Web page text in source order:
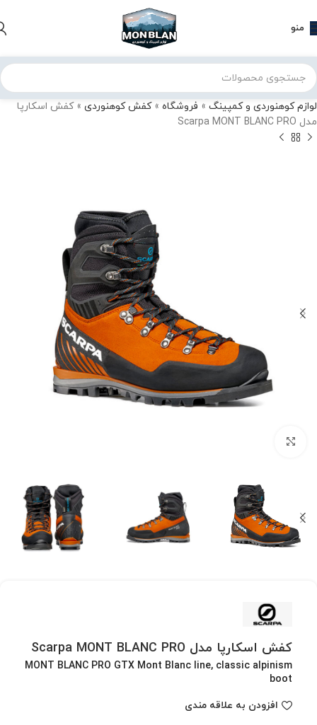
منو
لوازم کوهنوردی و کمپینگ » فروشگاه »کفش کوهنوردی »کفش اسکارپا
مدل Scarpa MONT BLANC PRO
کفش اسکارپا مدل Scarpa MONT BLANC PRO
MONT BLANC PRO GTX Mont Blanc line, classic alpinism
boot
افزودن به علاقه مندی